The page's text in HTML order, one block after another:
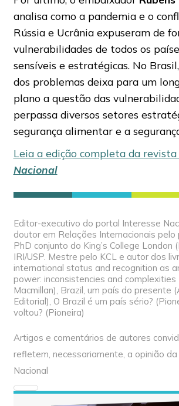
analisa como a pandemia e o
Rússia e Ucrânia expuseram de
vulnerabilidades de todos os
sensíveis e estratégicas. No
dos problemas deixa para um
plano a questão das
perpassa diversos setores
segurança alimentar e a
Leia a edição completa da revista
Nacional
Editor-executivo do portal Interesse
doutor em Relações Internacionais pelo
PhD conjunto do King’s College London
IRI/USP. Mestre pelo KCL e autor dos
international status and recognition as
power: inconsistencies and complexities
Macmillan), Brazil, um país do presente
Editorial), O Brazil é um país sério?
voltou? (Pioneira)
Artigos e comentários de autores
refletem, necessariamente, a opinião
Nacional